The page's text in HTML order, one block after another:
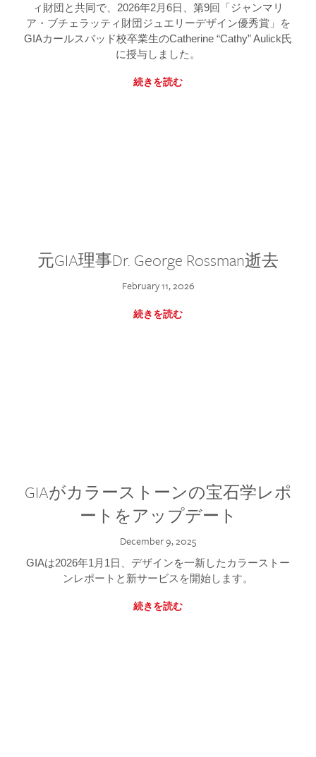
ィ財団と共同で、2026年2月6日、第9回「ジャンマリ
ア・ブチェラッティ財団ジュエリーデザイン優秀賞」を
GIAカールスバッド校卒業生のCatherine “Cathy” Aulick氏
に授与しました。
続きを読む
元GIA理事Dr. George Rossman逝去
February 11, 2026
続きを読む
GIAがカラーストーンの宝石学レポ
ートをアップデート
December 9, 2025
GIAは2026年1月1日、デザインを一新したカラーストー
ンレポートと新サービスを開始します。
続きを読む